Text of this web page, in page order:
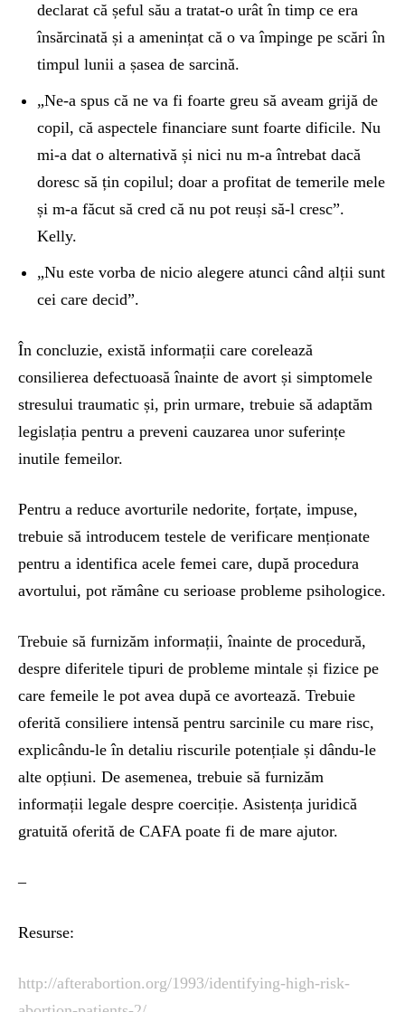
declarat că șeful său a tratat-o urât în timp ce era
însărcinată și a amenințat că o va împinge pe scări în
timpul lunii a șasea de sarcină.
„Ne-a spus că ne va fi foarte greu să aveam grijă de
copil, că aspectele financiare sunt foarte dificile. Nu
mi-a dat o alternativă și nici nu m-a întrebat dacă
doresc să țin copilul; doar a profitat de temerile mele
și m-a făcut să cred că nu pot reuși să-l cresc”.
Kelly.
„Nu este vorba de nicio alegere atunci când alții sunt
cei care decid”.
În concluzie, există informații care corelează
consilierea defectuoasă înainte de avort și simptomele
stresului traumatic și, prin urmare, trebuie să adaptăm
legislația pentru a preveni cauzarea unor suferințe
inutile femeilor.
Pentru a reduce avorturile nedorite, forțate, impuse,
trebuie să introducem testele de verificare menționate
pentru a identifica acele femei care, după procedura
avortului, pot rămâne cu serioase probleme psihologice.
Trebuie să furnizăm informații, înainte de procedură,
despre diferitele tipuri de probleme mintale și fizice pe
care femeile le pot avea după ce avortează. Trebuie
oferită consiliere intensă pentru sarcinile cu mare risc,
explicându-le în detaliu riscurile potențiale și dându-le
alte opțiuni. De asemenea, trebuie să furnizăm
informații legale despre coerciție. Asistența juridică
gratuită oferită de CAFA poate fi de mare ajutor.
–
Resurse:
http://afterabortion.org/1993/identifying-high-risk-